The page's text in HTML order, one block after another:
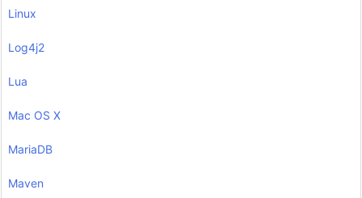
Linux
Log4j2
Lua
Mac OS X
MariaDB
Maven